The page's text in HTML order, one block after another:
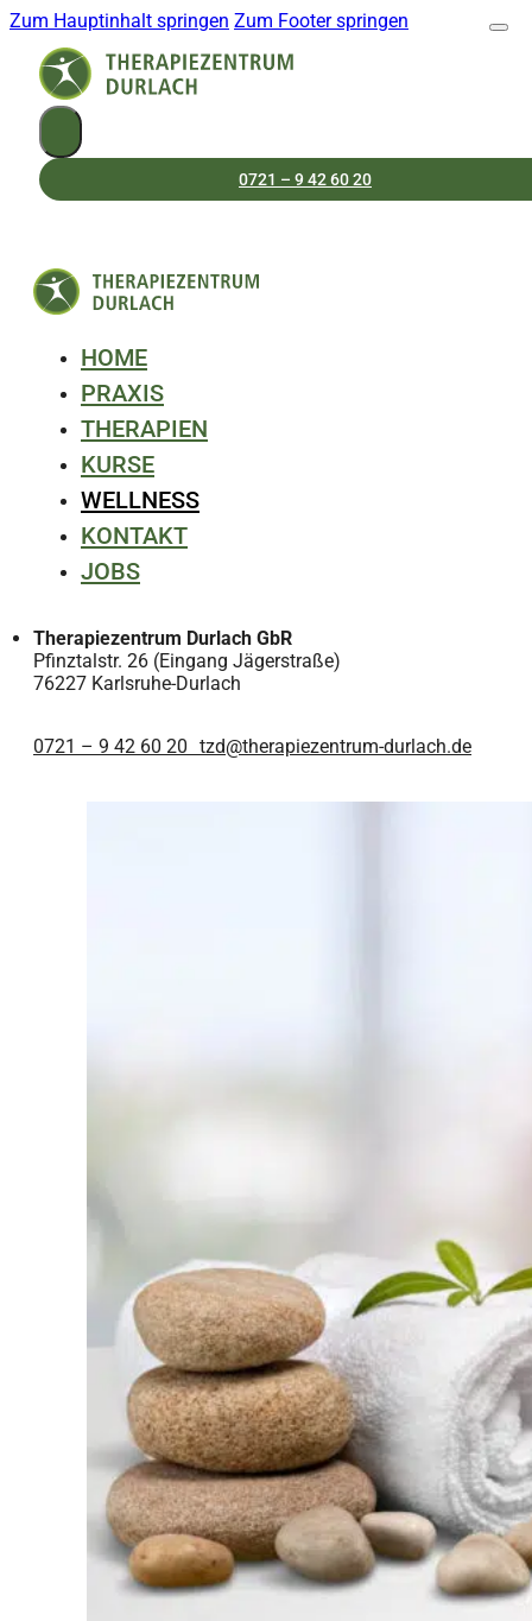
Zum Hauptinhalt springen Zum Footer springen
0721 – 9 42 60 20
HOME
PRAXIS
THERAPIEN
KURSE
WELLNESS
KONTAKT
JOBS
Therapiezentrum Durlach GbR
Pfinztalstr. 26 (Eingang Jägerstraße)
76227 Karlsruhe-Durlach
0721 – 9 42 60 20 tzd@therapiezentrum-durlach.de